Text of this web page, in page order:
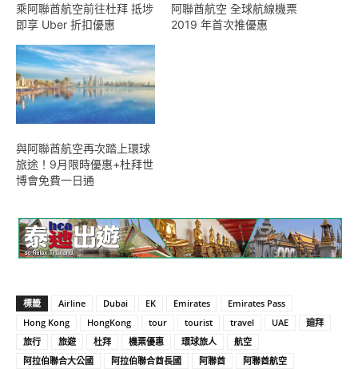
乘阿聯酋航空前往杜拜 抵埗
即享 Uber 折扣優惠
阿聯酋航空 全球航線機票
2019 年首次推優惠
與阿聯酋航空再次踏上環球
旅途！9月限時優惠+杜拜世
博會免費一日通
標籤 Airline Dubai EK Emirates
Emirates Pass
Hong Kong
HongKong tour tourist travel UAE
廸拜
旅行
旅遊 杜拜 機票優惠 環球旅人
航空
阿拉伯聯合大公國
阿拉伯聯合酋長國 阿聯酋
阿聯酋航空